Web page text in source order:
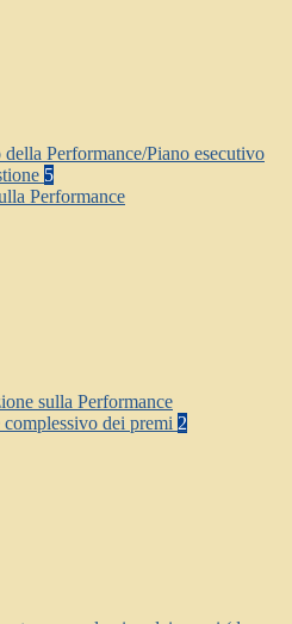
della Performance/Piano esecutivo
5
Performance
sulla Performance
dei premi 2